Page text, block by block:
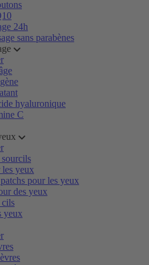
24h
sans parabènes
hyaluronique
C
yeux
pour les yeux
des yeux
cils
yeux